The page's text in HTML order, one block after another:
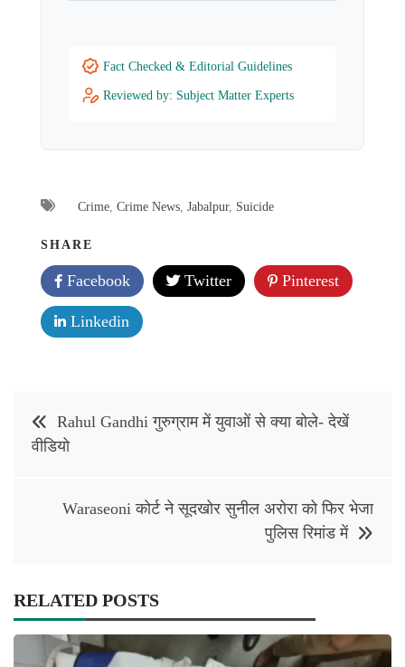
Fact Checked & Editorial Guidelines
Reviewed by: Subject Matter Experts
Crime Crime News Jabalpur, Suicide
SHARE
Facebook Twitter Pinterest
Linkedin
navigation
Rahul Gandhi गुरुग्राम में युवाओं से क्या बोले- देखें
वीडियो
Waraseoni कोर्ट ने सूदखोर सुनील अरोरा को फिर भेजा
पुलिस रिमांड में
RELATED POSTS